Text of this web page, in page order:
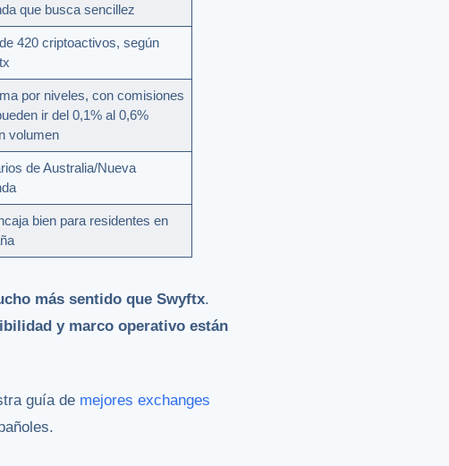
que busca sencillez
420 criptoactivos, según
por niveles, con comisiones
ir del 0,1% al 0,6%
volumen
de Australia/Nueva
bien para residentes en
más sentido que Swyftx.
y marco operativo están
guía de mejores exchanges